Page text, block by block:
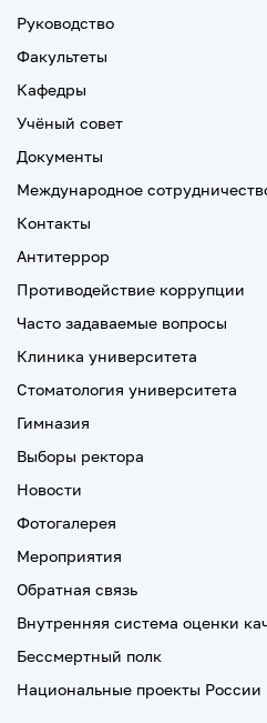
Руководство
Факультеты
Кафедры
Учёный совет
Документы
Международное
Контакты
Антитеррор
Противодействие коррупции
Часто задаваемые вопросы
Клиника университета
Стоматология университета
Гимназия
Выборы ректора
Новости
Фотогалерея
Мероприятия
Обратная связь
Внутренняя система оценки
Бессмертный полк
Национальные проекты России